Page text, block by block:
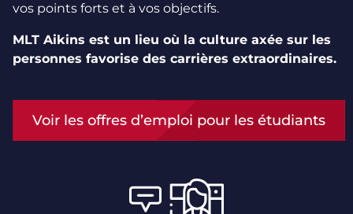
vos points forts et à vos objectifs.
MLT Aikins est un lieu où la culture axée sur les
personnes favorise des carrières extraordinaires.
Voir les offres d’emploi pour les étudiants